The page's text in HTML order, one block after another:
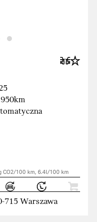
CO2/100 km, 6.4l/100 km
715 Warszawa